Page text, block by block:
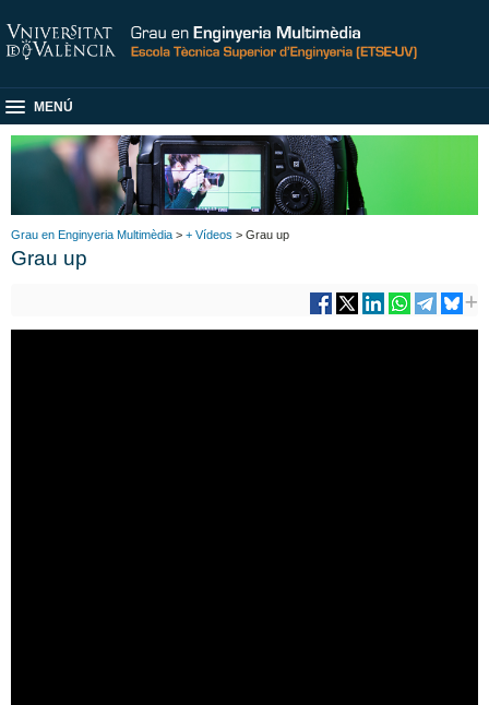
MENÚ
Grau en Enginyeria Multimèdia > + Vídeos > Grau up
Grau up